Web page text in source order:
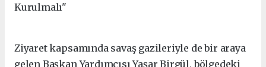
Kurulmalı"
Ziyaret kapsamında savaş gazileriyle de bir araya
gelen Başkan Yardımcısı Yaşar Birgül, bölgedeki